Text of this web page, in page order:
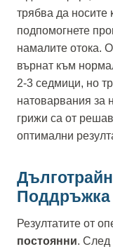
трябва да носите
подпомогнете
намалите отока.
върнат към
2-3 седмици, но
натоварвания за
грижи са от
оптимални
Поддръжка
Резултатите от
постоянни. След